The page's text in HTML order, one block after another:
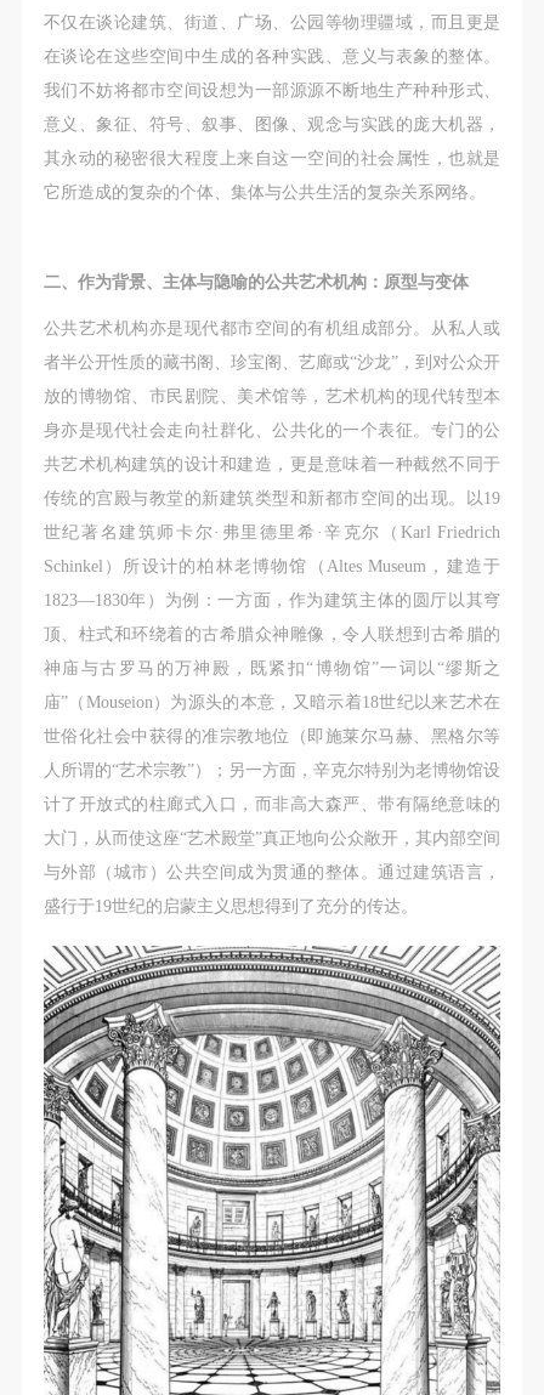
不仅在谈论建筑、街道、广场、公园等物理疆域，而且更是
在谈论在这些空间中生成的各种实践、意义与表象的整体。
我们不妨将都市空间设想为一部源源不断地生产种种形式、
意义、象征、符号、叙事、图像、观念与实践的庞大机器，
其永动的秘密很大程度上来自这一空间的社会属性，也就是
它所造成的复杂的个体、集体与公共生活的复杂关系网络。
二、作为背景、主体与隐喻的公共艺术机构：原型与变体
公共艺术机构亦是现代都市空间的有机组成部分。从私人或
者半公开性质的藏书阁、珍宝阁、艺廊或“沙龙”，到对公众开
放的博物馆、市民剧院、美术馆等，艺术机构的现代转型本
身亦是现代社会走向社群化、公共化的一个表征。专门的公
共艺术机构建筑的设计和建造，更是意味着一种截然不同于
传统的宫殿与教堂的新建筑类型和新都市空间的出现。以19
世纪著名建筑师卡尔·弗里德里希·辛克尔（Karl Friedrich
Schinkel）所设计的柏林老博物馆（Altes Museum，建造于
1823—1830年）为例：一方面，作为建筑主体的圆厅以其穹
顶、柱式和环绕着的古希腊众神雕像，令人联想到古希腊的
神庙与古罗马的万神殿，既紧扣“博物馆”一词以“缪斯之
庙”（Mouseion）为源头的本意，又暗示着18世纪以来艺术在
世俗化社会中获得的准宗教地位（即施莱尔马赫、黑格尔等
人所谓的“艺术宗教”）；另一方面，辛克尔特别为老博物馆设
计了开放式的柱廊式入口，而非高大森严、带有隔绝意味的
大门，从而使这座“艺术殿堂”真正地向公众敞开，其内部空间
与外部（城市）公共空间成为贯通的整体。通过建筑语言，
盛行于19世纪的启蒙主义思想得到了充分的传达。
事故的任何责任。
中央美术学院美术馆肖像权许可使用协议
根据《中华人民共和国广告法》、《中华人民共和国
民法通则》以及 最高人民法院关于贯彻执行 《中华
人民共和国民法通则》若干问题的意见（试行）>的
有关规定，为明确肖像许可方（甲方）和使用方（乙
一、 一般约定
（1）、甲方为本协议中的肖像权人，自愿将自己的
肖像权许可乙方作符合本协议约定和法律规定的用
途。
（2）、乙方中央美术学院美术馆是一所具有标志
性、专业性、国际化的现代公共美术馆。中央美术学
院美术馆与时代同行，努力塑造一个开放、自由、学
术的空间氛围，竭诚与各单位、企业、机构、艺术家
和观众进行良好互动。以学院的学术研究为基础，积
极策划国际、国内多视角、多领域的展览、论坛及公
共教育活动，为美院师生、中外艺术家以及社会公众
提供一个交流、学习、展示的平台。作为一家公益性
单位，其开展的公共教育活动以学术性和公益性为
主。
（3）、乙方为甲方拍摄中央美术学院公共教育部所
有公教活动。
二、拍摄内容、使用形式、使用地域范围
（1）、拍摄内容 乙方拍摄的带有甲方肖像的作品内
容包括：①中央美术学院美术馆②中央美术学院校园
动。
（2）、使用形式 用于中央美术学院图书出版、销售
附带光盘及宣传资料。
（3）、使用地域范围
适用地域范围包括国内和国外。
使用肖像的媒介限于不损害甲方肖像权的任何媒介
（如杂志、网络等）。
三、肖像权使用期限
永久使用。
四、许可使用费用
带有甲方肖像作品的拍摄费用由乙方承担。
乙方于拍摄完带有甲方肖像的作品无需支付甲方任何
费用。
事故的任何责任。
中央美术学院美术馆肖像权许可使用协议
根据《中华人民共和国广告法》、《中华人民共和国
民法通则》以及 最高人民法院关于贯彻执行 《中华
人民共和国民法通则》若干问题的意见（试行）>的
有关规定，为明确肖像许可方（甲方）和使用方（乙
一、 一般约定
（1）、甲方为本协议中的肖像权人，自愿将自己的
肖像权许可乙方作符合本协议约定和法律规定的用
途。
（2）、乙方中央美术学院美术馆是一所具有标志
性、专业性、国际化的现代公共美术馆。中央美术学
院美术馆与时代同行，努力塑造一个开放、自由、学
术的空间氛围，竭诚与各单位、企业、机构、艺术家
和观众进行良好互动。以学院的学术研究为基础，积
极策划国际、国内多视角、多领域的展览、论坛及公
共教育活动，为美院师生、中外艺术家以及社会公众
提供一个交流、学习、展示的平台。作为一家公益性
单位，其开展的公共教育活动以学术性和公益性为
主。
（3）、乙方为甲方拍摄中央美术学院公共教育部所
有公教活动。
二、拍摄内容、使用形式、使用地域范围
（1）、拍摄内容 乙方拍摄的带有甲方肖像的作品内
容包括：①中央美术学院美术馆②中央美术学院校园
动。
（2）、使用形式 用于中央美术学院图书出版、销售
附带光盘及宣传资料。
（3）、使用地域范围
适用地域范围包括国内和国外。
使用肖像的媒介限于不损害甲方肖像权的任何媒介
（如杂志、网络等）。
三、肖像权使用期限
永久使用。
四、许可使用费用
带有甲方肖像作品的拍摄费用由乙方承担。
乙方于拍摄完带有甲方肖像的作品无需支付甲方任何
费用。
事故的任何责任。
中央美术学院美术馆肖像权许可使用协议
根据《中华人民共和国广告法》、《中华人民共和国
民法通则》以及 最高人民法院关于贯彻执行 《中华
人民共和国民法通则》若干问题的意见（试行）>的
有关规定，为明确肖像许可方（甲方）和使用方（乙
一、 一般约定
（1）、甲方为本协议中的肖像权人，自愿将自己的
肖像权许可乙方作符合本协议约定和法律规定的用
途。
（2）、乙方中央美术学院美术馆是一所具有标志
性、专业性、国际化的现代公共美术馆。中央美术学
院美术馆与时代同行，努力塑造一个开放、自由、学
术的空间氛围，竭诚与各单位、企业、机构、艺术家
和观众进行良好互动。以学院的学术研究为基础，积
极策划国际、国内多视角、多领域的展览、论坛及公
共教育活动，为美院师生、中外艺术家以及社会公众
提供一个交流、学习、展示的平台。作为一家公益性
单位，其开展的公共教育活动以学术性和公益性为
主。
（3）、乙方为甲方拍摄中央美术学院公共教育部所
有公教活动。
二、拍摄内容、使用形式、使用地域范围
（1）、拍摄内容 乙方拍摄的带有甲方肖像的作品内
容包括：①中央美术学院美术馆②中央美术学院校园
动。
（2）、使用形式 用于中央美术学院图书出版、销售
附带光盘及宣传资料。
（3）、使用地域范围
适用地域范围包括国内和国外。
使用肖像的媒介限于不损害甲方肖像权的任何媒介
（如杂志、网络等）。
三、肖像权使用期限
永久使用。
四、许可使用费用
带有甲方肖像作品的拍摄费用由乙方承担。
乙方于拍摄完带有甲方肖像的作品无需支付甲方任何
费用。